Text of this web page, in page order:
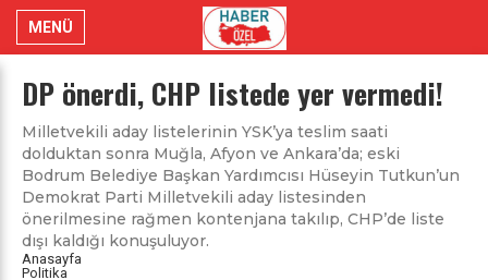
MENÜ
DP önerdi, CHP listede yer vermedi!
Milletvekili aday listelerinin YSK’ya teslim saati
dolduktan sonra Muğla, Afyon ve Ankara’da; eski
Bodrum Belediye Başkan Yardımcısı Hüseyin Tutkun’un
Demokrat Parti Milletvekili aday listesinden
önerilmesine rağmen kontenjana takılıp, CHP’de liste
dışı kaldığı konuşuluyor.
Anasayfa
Politika